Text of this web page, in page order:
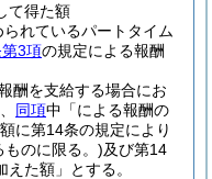
て得た額
れているパートタイム
3項の規定による報酬
酬を支給する場合にお
同項中「による報酬の
に第14条の規定により
ものに限る。)及び第14
た額」とする。